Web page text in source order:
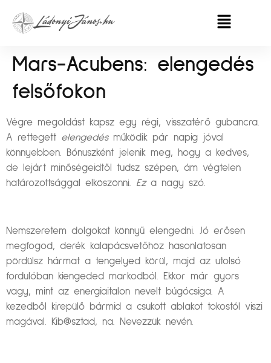
Mars-Acubens: elengedés
felsőfokon
Végre megoldást kapsz egy régi, visszatérő gubancra.
A rettegett elengedésműködik pár napig jóval
könnyebben. Bónuszként jelenik meg, hogy a kedves,
de lejárt minőségeidtől tudsz szépen, ám végtelen
határozottsággal elköszönni. Eza nagy szó.
Nemszeretem dolgokat könnyű elengedni. Jó erősen
megfogod, derék kalapácsvetőhöz hasonlatosan
pördülsz hármat a tengelyed körül, majd az utolsó
fordulóban kiengeded markodból. Ekkor már gyors
vagy, mint az energiaitalon nevelt búgócsiga. A
kezedből kirepülő bármid a csukott ablakot tokostól viszi
magával. Kib@sztad, na. Nevezzük nevén.